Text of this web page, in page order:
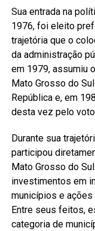
Sua entrada na
1976, foi eleito
trajetória que o
da administração
em 1979, assumiu
Mato Grosso do
República e, em
desta vez pelo
Durante sua
participou
Mato Grosso do
investimentos em
municípios e
Entre seus feitos,
categoria de